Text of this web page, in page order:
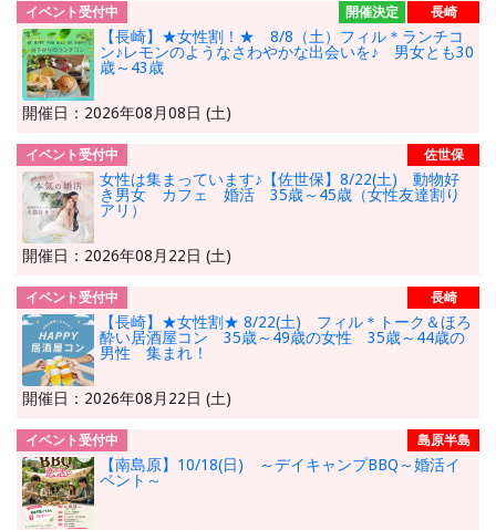
イベント受付中 開催決定 長崎
【長崎】★女性割！★ 8/8（土）フィル＊ランチコ
ン♪レモンのようなさわやかな出会いを♪ 男女とも30
歳～43歳
開催日：2026年08月08日 (土)
イベント受付中 佐世保
女性は集まっています♪【佐世保】8/22(土) 動物好
き男女 カフェ 婚活 35歳～45歳（女性友達割り
アリ）
開催日：2026年08月22日 (土)
イベント受付中 長崎
【長崎】★女性割★ 8/22(土) フィル＊トーク＆ほろ
酔い居酒屋コン 35歳～49歳の女性 35歳～44歳の
男性 集まれ！
開催日：2026年08月22日 (土)
イベント受付中 島原半島
【南島原】10/18(日) ～デイキャンプBBQ～婚活イ
ベント～